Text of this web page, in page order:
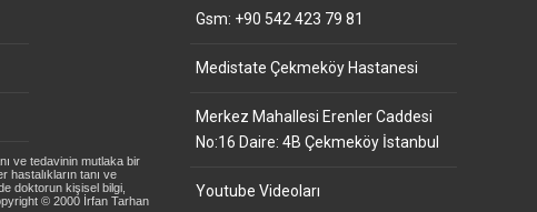
ve tedavinin mutlaka bir
hastalıkların tanı ve
doktorun kişisel bilgi,
© 2000 İrfan Tarhan
Gsm: +90 542 423 79 81
Medistate Çekmeköy Hastanesi
Merkez Mahallesi Erenler Caddesi
No:16 Daire: 4B Çekmeköy İstanbul
Youtube Videoları